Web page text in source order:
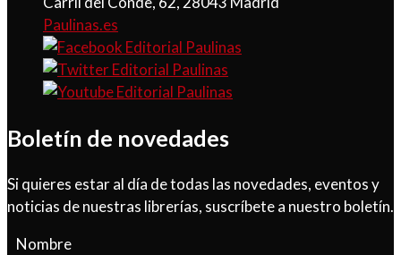
Paulinas.es
Boletín de novedades
Si quieres estar al día de todas las novedades, eventos y
noticias de nuestras librerías, suscríbete a nuestro boletín.
Nombre